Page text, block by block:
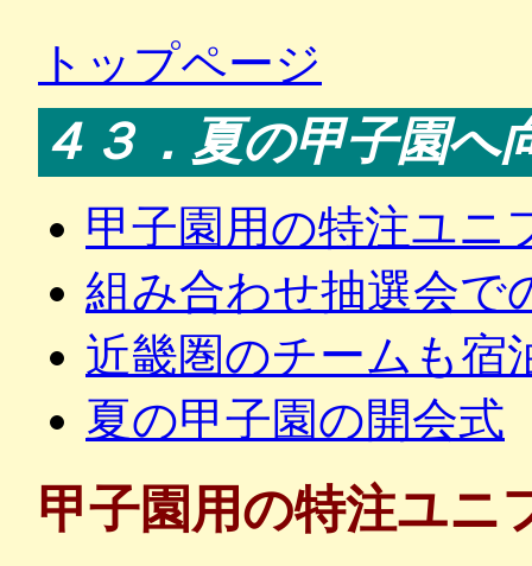
トップページ
４３．夏の甲子園へ
甲子園用の特注ユニ
組み合わせ抽選会で
近畿圏のチームも宿
夏の甲子園の開会式
甲子園用の特注ユニ